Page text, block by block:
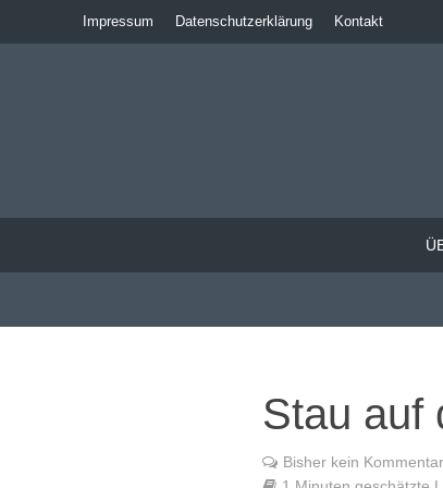
Impressum Datenschutzerklärung Kontakt
Stau auf
Bisher kein Kommentar